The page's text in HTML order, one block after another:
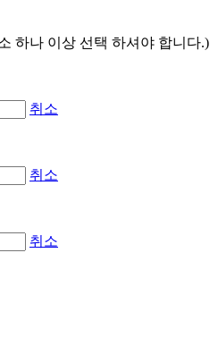
하나 이상 선택 하셔야 합니다.)
취소
취소
취소